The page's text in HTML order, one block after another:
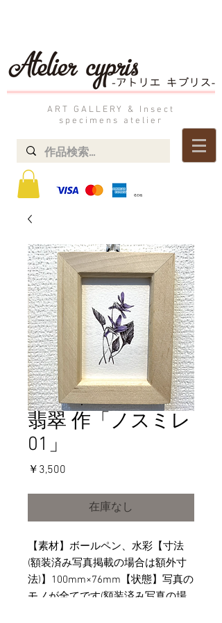
ART GALLERY & Insect
specimens atelier
翡翠 作「ノスミレ
01」
￥3,500
在庫なし
【素材】ボールペン、水彩【寸法
(額装済み写真掲載の場合は額外寸
法)】100mm×76mm【状態】写真の
モノが全てです(額装済み写真の場